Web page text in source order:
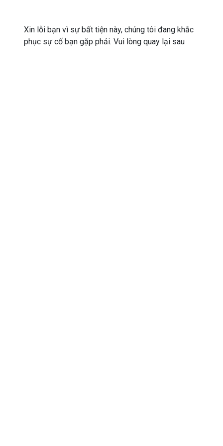
Xin lỗi bạn vì sự bất tiện này, chúng tôi đang khắc
phục sự cố bạn gặp phải. Vui lòng quay lại sau